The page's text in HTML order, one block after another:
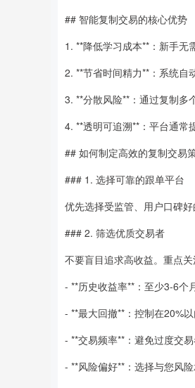
## 智能复制交易的核心优势
1. **降低学习成本**：新手无
2. **节省时间精力**：系统自
3. **分散风险**：通过复制多
4. **透明可追溯**：平台通常
## 如何制定高效的复制交易
### 1. 选择可靠的跟单平台
优先选择受监管、用户口碑
### 2. 筛选优质交易者
不要盲目追求高收益。重点关
- **历史收益率**：至少3-6个
- **最大回撤**：控制在20%
- **交易频率**：避免过度交
- **风险偏好**：选择与您风